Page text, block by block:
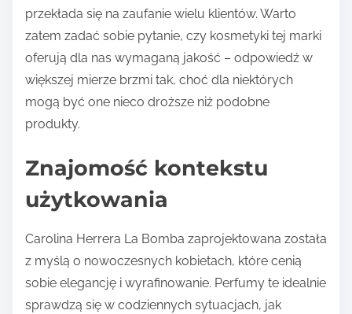
przekłada się na zaufanie wielu klientów. Warto
zatem zadać sobie pytanie, czy kosmetyki tej marki
oferują dla nas wymaganą jakość – odpowiedź w
większej mierze brzmi tak, choć dla niektórych
mogą być one nieco droższe niż podobne
produkty.
Znajomość kontekstu
użytkowania
Carolina Herrera La Bomba zaprojektowana została
z myślą o nowoczesnych kobietach, które cenią
sobie elegancję i wyrafinowanie. Perfumy te idealnie
sprawdzą się w codziennych sytuacjach, jak